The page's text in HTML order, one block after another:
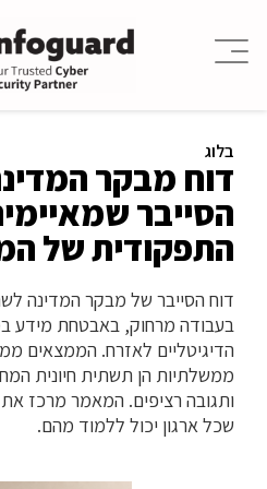
בלוג
הסייבר
התפקודית של
בעבודה מרחוק, באבטחת מידע
הדיגיטליים לאזרח. הממצאים
ממשלתיות הן תשתית חיונית
ותגובה רציפים. המאמר מרכז
שכל ארגון יכול ללמוד מהם.